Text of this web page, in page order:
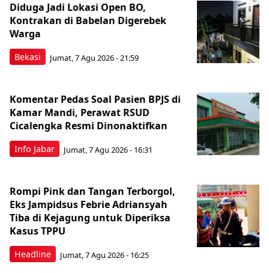
Bekasi
Diduga Jadi Lokasi Open BO,
Kontrakan di Babelan Digerebek
Warga
Jumat, 7 Agu 2026 - 21:59
Info Jabar
Komentar Pedas Soal Pasien BPJS di
Kamar Mandi, Perawat RSUD
Cicalengka Resmi Dinonaktifkan
Jumat, 7 Agu 2026 - 16:31
Headline
Rompi Pink dan Tangan Terborgol,
Eks Jampidsus Febrie Adriansyah
Tiba di Kejagung untuk Diperiksa
Kasus TPPU
Jumat, 7 Agu 2026 - 16:25